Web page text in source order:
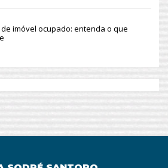
imóvel ocupado: entenda o que